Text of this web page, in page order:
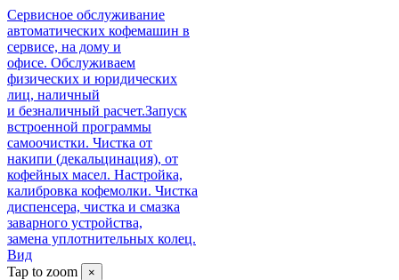
Сервисное обслуживание
автоматических кофемашин в
сервисе, на дому и
офисе. Обслуживаем
физических и юридических
лиц, наличный
и безналичный расчет.Запуск
встроенной программы
самоочистки. Чистка от
накипи (декальцинация), от
кофейных масел. Настройка,
калибровка кофемолки. Чистка
диспенсера, чистка и смазка
заварного устройства,
замена уплотнительных колец.
Вид
Tap to zoom
×